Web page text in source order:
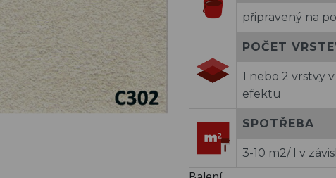
připravený na
POČET
1 nebo 2 vrstvy
efektu
SPOTŘEBA
3-10 m2/ l v